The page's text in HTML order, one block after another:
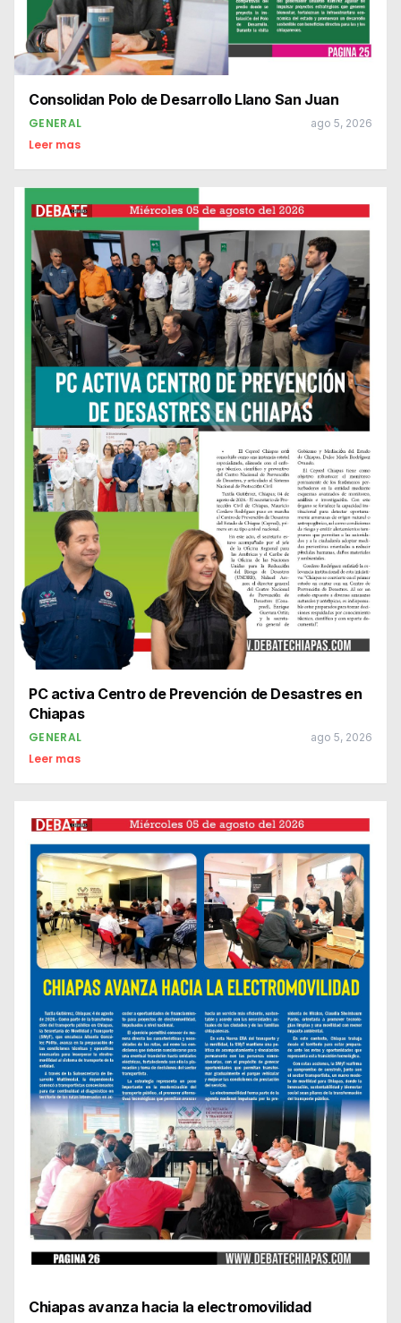
Consolidan Polo de Desarrollo Llano San Juan
GENERAL ago 5, 2026
Leer mas
PC activa Centro de Prevención de Desastres en
Chiapas
GENERAL ago 5, 2026
Leer mas
Chiapas avanza hacia la electromovilidad